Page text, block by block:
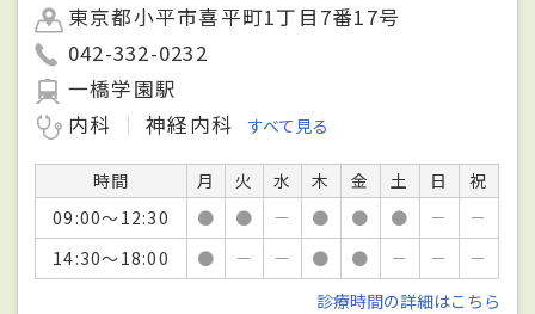
東京都小平市喜平町1丁目7番17号
042-332-0232
一橋学園駅
内科
神経内科 すべて見る
時間 月 火 水 木 金 土 日
祝
09:00～12:30
● ● － ● ● ● －
－
14:30～18:00
● － － ● ● － －
－
診療時間の詳細はこちら